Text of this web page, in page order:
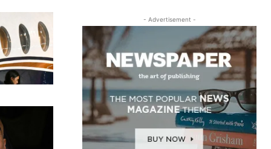
- Advertisement -